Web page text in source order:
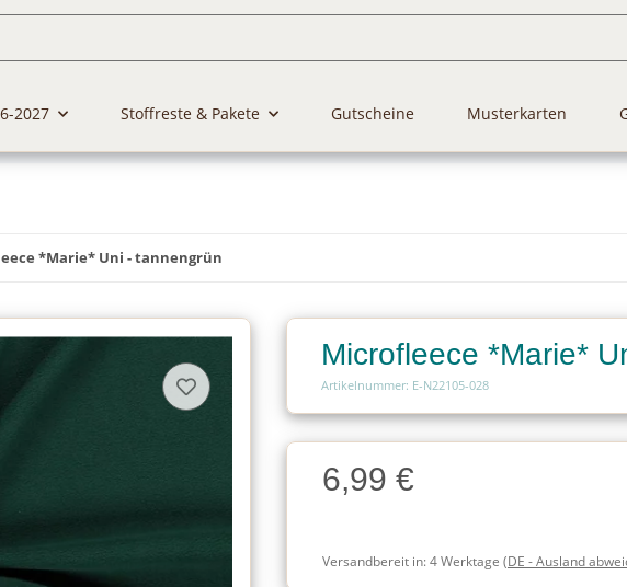
2027 Stoffreste & Pakete Gutscheine Musterkarten
*Marie* Uni - tannengrün
Microfleece *Marie*
Artikelnummer: E-N22105-028
Charge
Charge6,99 €
Versandbereit in:4 Werktage (DE - Ausland